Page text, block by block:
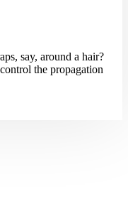
say, around a hair?
the propagation